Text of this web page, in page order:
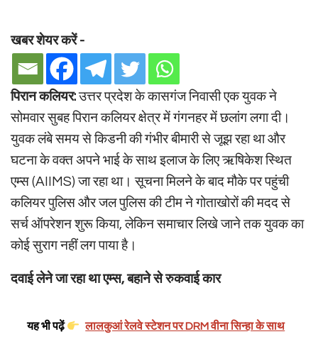
खबर शेयर करें -
पिरान कलियर:उत्तर प्रदेश के कासगंज निवासी एक युवक ने
सोमवार सुबह पिरान कलियर क्षेत्र में गंगनहर में छलांग लगा दी।
युवक लंबे समय से किडनी की गंभीर बीमारी से जूझ रहा था और
घटना के वक्त अपने भाई के साथ इलाज के लिए ऋषिकेश स्थित
एम्स (AIIMS) जा रहा था। सूचना मिलने के बाद मौके पर पहुंची
कलियर पुलिस और जल पुलिस की टीम ने गोताखोरों की मदद से
सर्च ऑपरेशन शुरू किया, लेकिन समाचार लिखे जाने तक युवक का
कोई सुराग नहीं लग पाया है।
दवाई लेने जा रहा था एम्स, बहाने से रुकवाई कार
यह भी पढ़ें
लालकुआं रेलवे स्टेशन पर DRM वीना सिन्हा के साथ